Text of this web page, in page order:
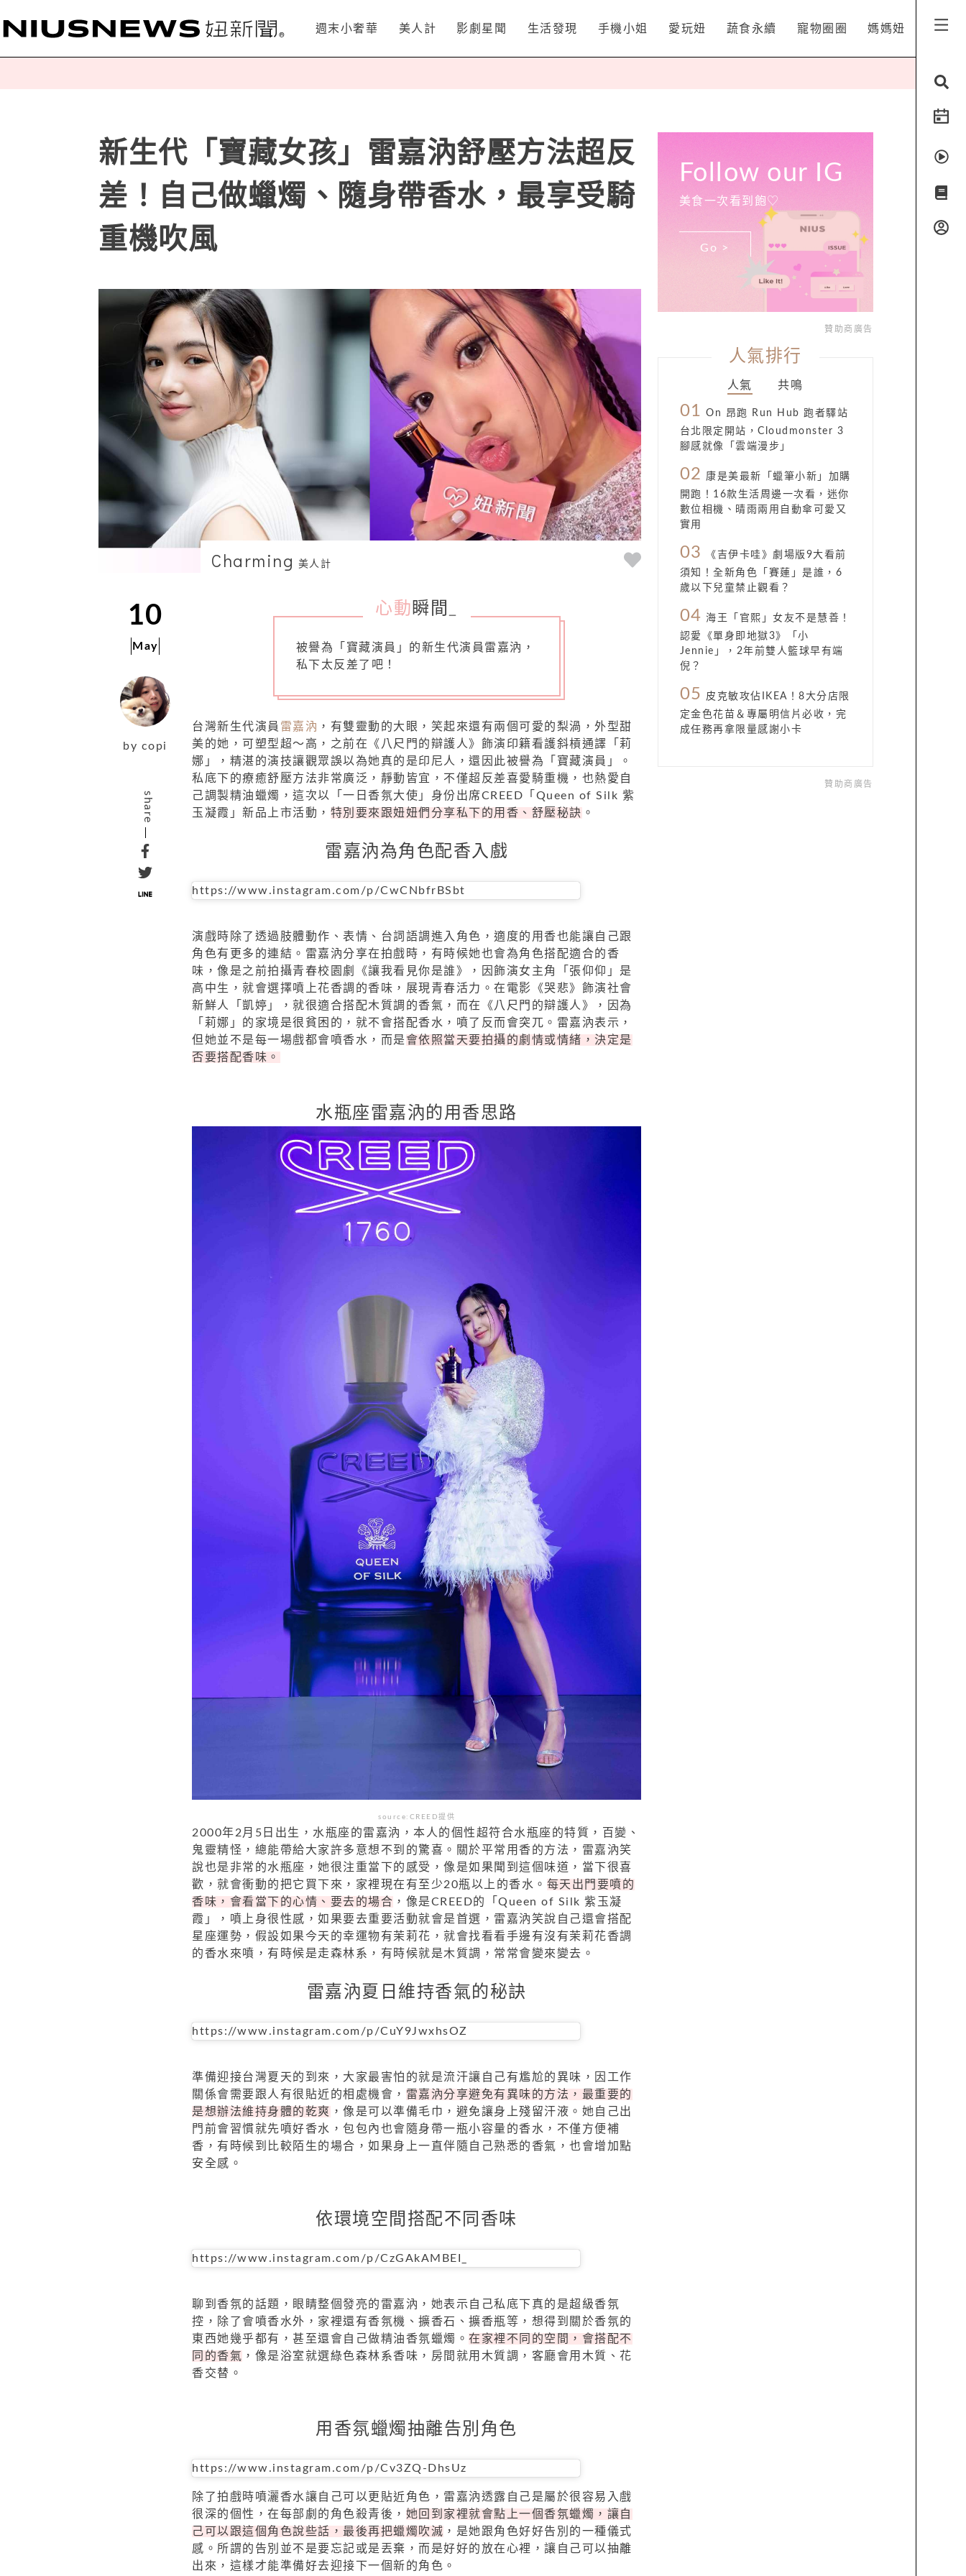
週末小奢華 美人計 影劇星聞 生活發現 手機小姐 愛玩妞 蔬食永續 寵物圈圈 媽媽妞
新生代「寶藏女孩」雷嘉汭舒壓方法超反
差！自己做蠟燭、隨身帶香水，最享受騎
重機吹風
Charming 美人計
10
May
by copi
share
心動 瞬間
被譽為「寶藏演員」的新生代演員雷嘉汭，
私下太反差了吧！
台灣新生代演員 雷嘉汭 ，有雙靈動的大眼，笑起來還有兩個可愛的梨渦，外型甜
美的她，可塑型超～高，之前在《八尺門的辯護人》飾演印籍看護斜槓通譯「莉
娜」，精湛的演技讓觀眾誤以為她真的是印尼人，還因此被譽為「寶藏演員」。
私底下的療癒舒壓方法非常廣泛，靜動皆宜，不僅超反差喜愛騎重機，也熱愛自
己調製精油蠟燭，這次以「一日香氛大使」身份出席CREED「Queen of Silk 紫
玉凝霞」新品上市活動， 特別要來跟妞妞們分享私下的用香、舒壓秘訣 。
雷嘉汭為角色配香入戲
https://www.instagram.com/p/CwCNbfrBSbt
演戲時除了透過肢體動作、表情、台詞語調進入角色，適度的用香也能讓自己跟
角色有更多的連結。雷嘉汭分享在拍戲時，有時候她也會為角色搭配適合的香
味，像是之前拍攝青春校園劇《讓我看見你是誰》，因飾演女主角「張仰仰」是
高中生，就會選擇噴上花香調的香味，展現青春活力。在電影《哭悲》飾演社會
新鮮人「凱婷」，就很適合搭配木質調的香氣，而在《八尺門的辯護人》，因為
「莉娜」的家境是很貧困的，就不會搭配香水，噴了反而會突兀。雷嘉汭表示，
但她並不是每一場戲都會噴香水，而是 會依照當天要拍攝的劇情或情緒，決定是
否要搭配香味。
水瓶座雷嘉汭的用香思路
source:CREED提供
2000年2月5日出生，水瓶座的雷嘉汭，本人的個性超符合水瓶座的特質，百變、
鬼靈精怪，總能帶給大家許多意想不到的驚喜。關於平常用香的方法，雷嘉汭笑
說也是非常的水瓶座，她很注重當下的感受，像是如果聞到這個味道，當下很喜
歡，就會衝動的把它買下來，家裡現在有至少20瓶以上的香水。 每天出門要噴的
香味，會看當下的心情、要去的場合 ，像是CREED的「Queen of Silk 紫玉凝
霞」，噴上身很性感，如果要去重要活動就會是首選，雷嘉汭笑說自己還會搭配
星座運勢，假設如果今天的幸運物有茉莉花，就會找看看手邊有沒有茉莉花香調
的香水來噴，有時候是走森林系，有時候就是木質調，常常會變來變去。
雷嘉汭夏日維持香氣的秘訣
https://www.instagram.com/p/CuY9JwxhsOZ
準備迎接台灣夏天的到來，大家最害怕的就是流汗讓自己有尷尬的異味，因工作
關係會需要跟人有很貼近的相處機會， 雷嘉汭分享避免有異味的方法，最重要的
是想辦法維持身體的乾爽 ，像是可以準備毛巾，避免讓身上殘留汗液。她自己出
門前會習慣就先噴好香水，包包內也會隨身帶一瓶小容量的香水，不僅方便補
香，有時候到比較陌生的場合，如果身上一直伴隨自己熟悉的香氣，也會增加點
安全感。
依環境空間搭配不同香味
https://www.instagram.com/p/CzGAkAMBEI_
聊到香氛的話題，眼睛整個發亮的雷嘉汭，她表示自己私底下真的是超級香氛
控，除了會噴香水外，家裡還有香氛機、擴香石、擴香瓶等，想得到關於香氛的
東西她幾乎都有，甚至還會自己做精油香氛蠟燭。 在家裡不同的空間，會搭配不
同的香氣 ，像是浴室就選綠色森林系香味，房間就用木質調，客廳會用木質、花
香交替。
用香氛蠟燭抽離告別角色
https://www.instagram.com/p/Cv3ZQ-DhsUz
除了拍戲時噴灑香水讓自己可以更貼近角色，雷嘉汭透露自己是屬於很容易入戲
很深的個性，在每部劇的角色殺青後， 她回到家裡就會點上一個香氛蠟燭，讓自
己可以跟這個角色說些話，最後再把蠟燭吹滅 ，是她跟角色好好告別的一種儀式
感。所謂的告別並不是要忘記或是丟棄，而是好好的放在心裡，讓自己可以抽離
出來，這樣才能準備好去迎接下一個新的角色。
Follow our IG
美食一次看到飽♡
Go >
贊助商廣告
人氣排行
人氣 共鳴
01 On 昂跑 Run Hub 跑者驛站
台北限定開站，Cloudmonster 3
腳感就像「雲端漫步」
02
康是美最新「蠟筆小新」加購
開跑！16款生活周邊一次看，迷你
數位相機、晴雨兩用自動傘可愛又
實用
03
《吉伊卡哇》劇場版9大看前
須知！全新角色「賽蓮」是誰，6
歲以下兒童禁止觀看？
04 海王「官熙」女友不是慧善！
認愛《單身即地獄3》「小
Jennie」，2年前雙人籃球早有端
倪？
05
皮克敏攻佔IKEA！8大分店限
定金色花苗＆專屬明信片必收，完
成任務再拿限量感謝小卡
贊助商廣告